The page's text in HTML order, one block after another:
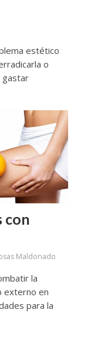
estético
o
gastar
con
Maldonado
la
externo en
para la